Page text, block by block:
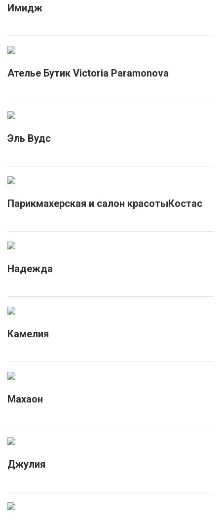
Имидж
Ателье Бутик Victoria Paramonova
Эль Вудс
Парикмахерская и салон красотыКостас
Надежда
Камелия
Махаон
Джулия